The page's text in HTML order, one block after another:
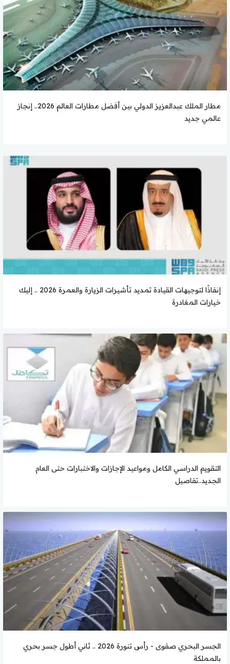
مطار الملك عبدالعزيز الدولي بين أفضل مطارات العالم 2026.. إنجاز
عالمي جديد
إنفاذًا لتوجيهات القيادة تمديد تأشيرات الزيارة والعمرة 2026 .. إليك
خيارات المغادرة
التقويم الدراسي الكامل ومواعيد الإجازات والاختبارات حتى العام
الجديد..تفاصيل
الجسر البحري صفوى - رأس تنورة 2026 .. ثاني أطول جسر بحري
بالمملكة